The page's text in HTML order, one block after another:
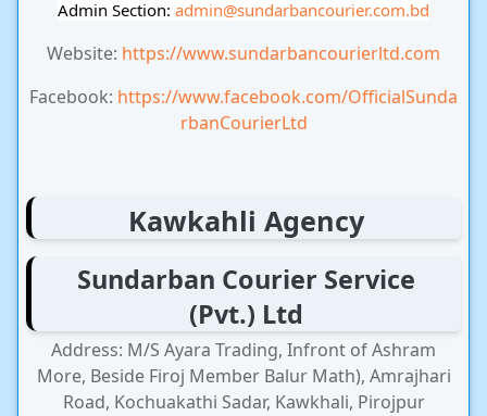
Admin Section: admin@sundarbancourier.com.bd
Website: https://www.sundarbancourierltd.com
Facebook: https://www.facebook.com/OfficialSunda
rbanCourierLtd
Kawkahli Agency
Sundarban Courier Service
(Pvt.) Ltd
Address: M/S Ayara Trading, Infront of Ashram
More, Beside Firoj Member Balur Math), Amrajhari
Road, Kochuakathi Sadar, Kawkhali, Pirojpur